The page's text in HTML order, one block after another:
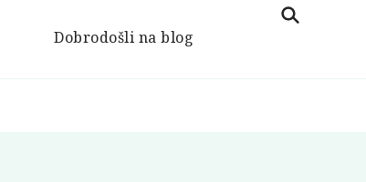
Dobrodošli na blog